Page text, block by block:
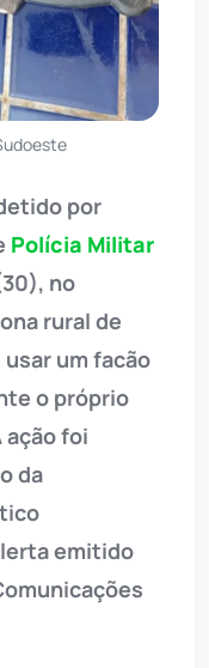
por
Polícia Militar
no
rural de
usar um facão
o próprio
ação foi
da
emitido